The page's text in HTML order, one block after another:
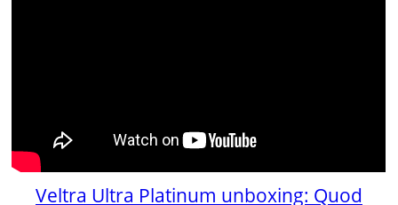
Veltra Ultra Platinum unboxing: Quod